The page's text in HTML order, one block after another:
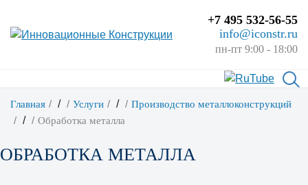
+7 495 532-56-55
info@iconstr.ru
пн-пт 9:00 - 18:00
Главная / Услуги / Производство металлоконструкций
/ Обработка металла
ОБРАБОТКА МЕТАЛЛА